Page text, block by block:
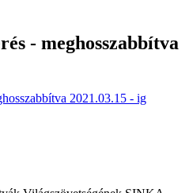
- meghosszabbítva